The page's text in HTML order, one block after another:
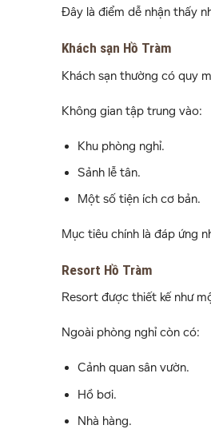
Đây là điểm dễ nhận thấy
Khách sạn Hồ Tràm
Khách sạn thường có quy
Không gian tập trung vào:
Khu phòng nghỉ.
Sảnh lễ tân.
Một số tiện ích cơ bản.
Mục tiêu chính là đáp ứng
Resort Hồ Tràm
Resort được thiết kế như
Ngoài phòng nghỉ còn có:
Cảnh quan sân vườn.
Hồ bơi.
Nhà hàng.